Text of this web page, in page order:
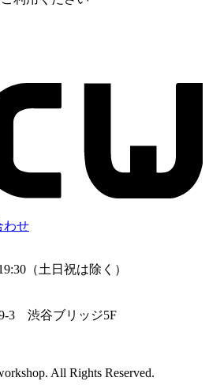
わせ
（土日祝は除く）
3 渋谷ブリッジ5F
All Rights Reserved.